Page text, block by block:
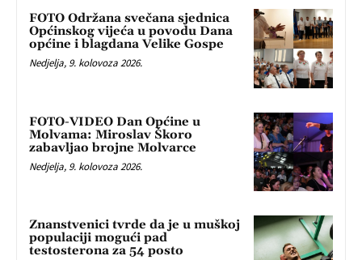
FOTO Održana svečana sjednica
Općinskog vijeća u povodu Dana
općine i blagdana Velike Gospe
Nedjelja, 9. kolovoza 2026.
FOTO-VIDEO Dan Općine u
Molvama: Miroslav Škoro
zabavljao brojne Molvarce
Nedjelja, 9. kolovoza 2026.
Znanstvenici tvrde da je u muškoj
populaciji mogući pad
testosterona za 54 posto